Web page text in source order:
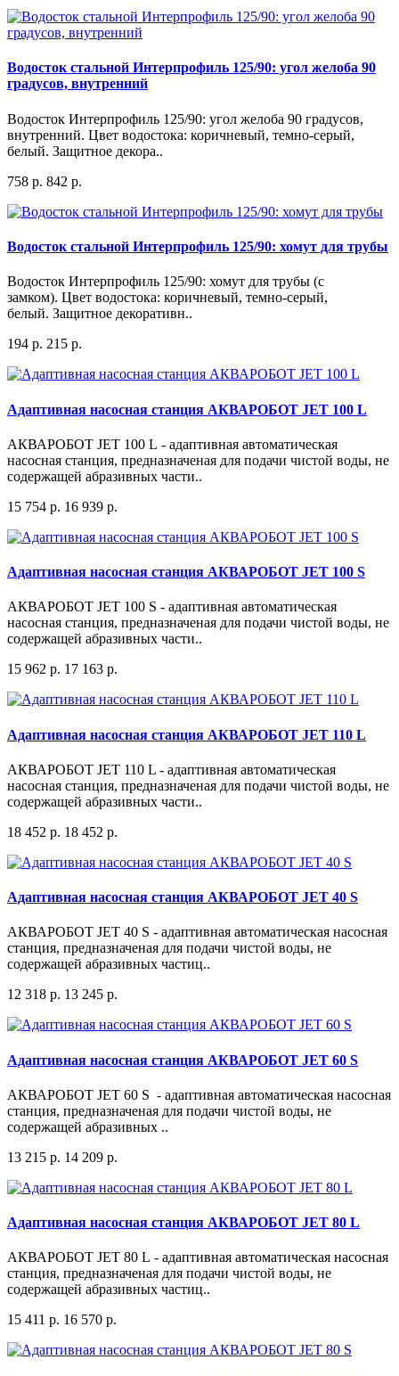
Водосток стальной Интерпрофиль 125/90: угол желоба 90
градусов, внутренний
Водосток Интерпрофиль 125/90: угол желоба 90 градусов,
внутренний. Цвет водостока: коричневый, темно-серый,
белый. Защитное декора..
758 р. 842 р.
Водосток стальной Интерпрофиль 125/90: хомут для трубы
Водосток Интерпрофиль 125/90: хомут для трубы (с
замком). Цвет водостока: коричневый, темно-серый,
белый. Защитное декоративн..
194 р. 215 р.
Адаптивная насосная станция АКВАРОБОТ JET 100 L
АКВАРОБОТ JET 100 L - адаптивная автоматическая
насосная станция, предназначеная для подачи чистой воды, не
содержащей абразивных части..
15 754 р. 16 939 р.
Адаптивная насосная станция АКВАРОБОТ JET 100 S
АКВАРОБОТ JET 100 S - адаптивная автоматическая
насосная станция, предназначеная для подачи чистой воды, не
содержащей абразивных части..
15 962 р. 17 163 р.
Адаптивная насосная станция АКВАРОБОТ JET 110 L
АКВАРОБОТ JET 110 L - адаптивная автоматическая
насосная станция, предназначеная для подачи чистой воды, не
содержащей абразивных части..
18 452 р. 18 452 р.
Адаптивная насосная станция АКВАРОБОТ JET 40 S
АКВАРОБОТ JET 40 S - адаптивная автоматическая насосная
станция, предназначеная для подачи чистой воды, не
содержащей абразивных частиц..
12 318 р. 13 245 р.
Адаптивная насосная станция АКВАРОБОТ JET 60 S
АКВАРОБОТ JET 60 S - адаптивная автоматическая насосная
станция, предназначеная для подачи чистой воды, не
содержащей абразивных ..
13 215 р. 14 209 р.
Адаптивная насосная станция АКВАРОБОТ JET 80 L
АКВАРОБОТ JET 80 L - адаптивная автоматическая насосная
станция, предназначеная для подачи чистой воды, не
содержащей абразивных частиц..
15 411 р. 16 570 р.